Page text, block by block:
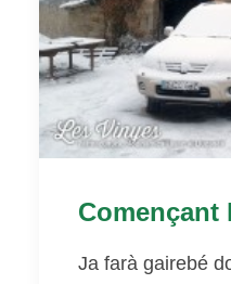
Començant
Ja farà gairebé